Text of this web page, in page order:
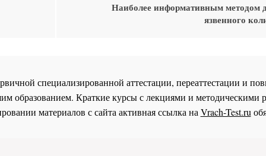
Наиболее информативным методом
язвенного
специализированной аттестации, переаттестации и
образованием. Краткие курсы с лекциями и методическими
материалов с сайта активная ссылка наVrach-Test.ru